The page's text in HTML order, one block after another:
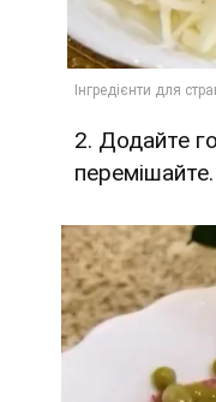
2. Додайте
перемішайте.